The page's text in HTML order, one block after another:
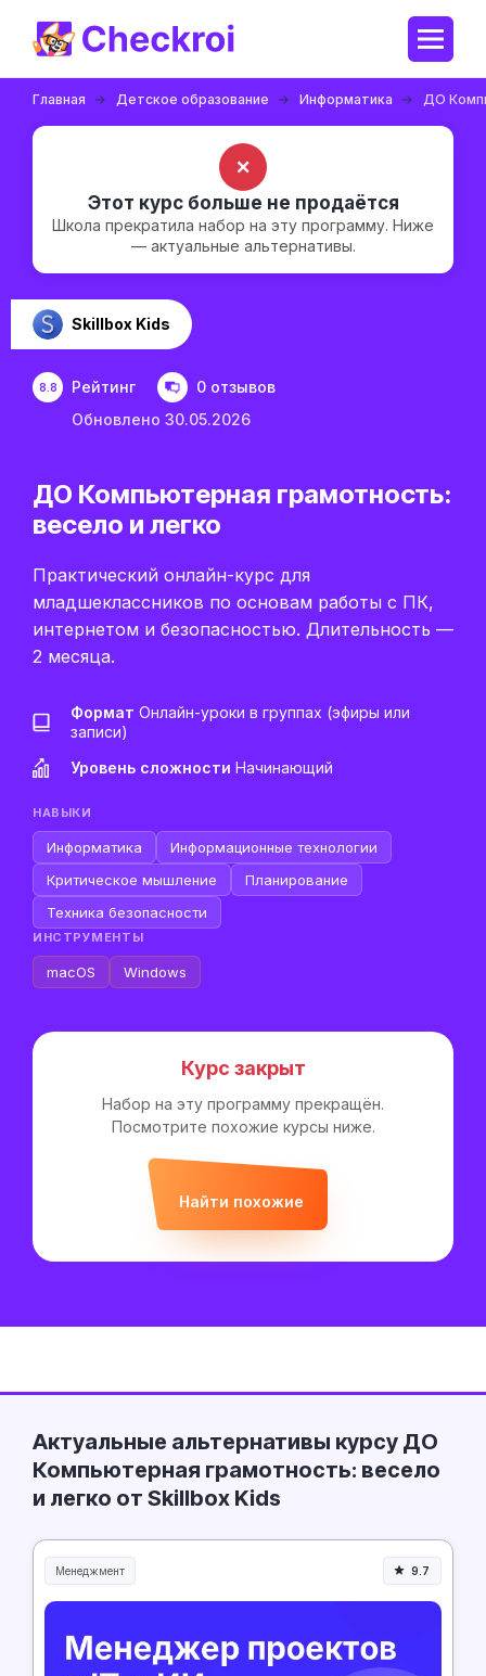
Главная Детское образование Информатика ДО
✗
Этот курс больше не продаётся
Школа прекратила набор на эту программу. Ниже
— актуальные альтернативы.
Skillbox Kids
8.8 Рейтинг
0 отзывов
Обновлено 30.05.2026
ДО Компьютерная грамотность:
весело и легко
Практический онлайн-курс для
младшеклассников по основам работы с ПК,
интернетом и безопасностью. Длительность —
2 месяца.
Формат Онлайн-уроки в группах (эфиры или
записи)
Уровень сложности Начинающий
НАВЫКИ
Информатика
Информационные технологии
Критическое мышление
Планирование
Техника безопасности
ИНСТРУМЕНТЫ
macOS Windows
Курс закрыт
Набор на эту программу прекращён.
Посмотрите похожие курсы ниже.
Найти похожие
Актуальные альтернативы курсу ДО
Компьютерная грамотность: весело
и легко от Skillbox Kids
Менеджмент
Менеджмент и управление
9.7